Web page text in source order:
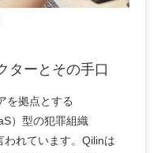
ターとその手口
を拠点とする
）型の犯罪組織
われています。Qilinは